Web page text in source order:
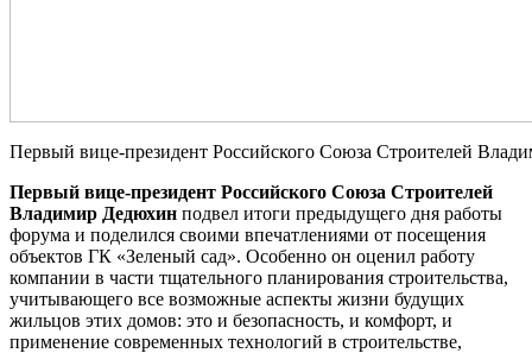
Первый вице-президент Российского Союза Строителей
Первый вице-президент Российского Союза Строителей
Владимир Дедюхин подвел итоги предыдущего дня работы
форума и поделился своими впечатлениями от посещения
объектов ГК «Зеленый сад». Особенно он оценил работу
компании в части тщательного планирования строительства,
учитывающего все возможные аспекты жизни будущих
жильцов этих домов: это и безопасность, и комфорт, и
применение современных технологий в строительстве,